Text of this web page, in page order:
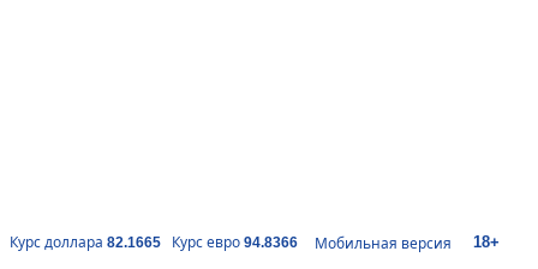
Курс доллара 82.1665 Курс евро 94.8366 Мобильная версия 18+